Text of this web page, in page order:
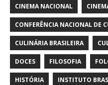
CINEMA NACIONAL
CONFERÊNCIA NACIONAL DE
CULINÁRIA BRASILEIRA
DOCES FILOSOFIA
HISTÓRIA INSTITUTO